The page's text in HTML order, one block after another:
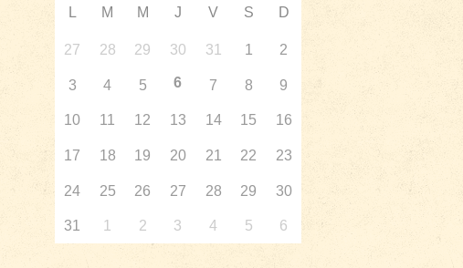
L M M J V S D
27 28 29 30 31 1 2
3 4 5 6 7 8 9
10 11 12 13 14 15 16
17 18 19 20 21 22 23
24 25 26 27 28 29 30
31 1 2 3 4 5 6